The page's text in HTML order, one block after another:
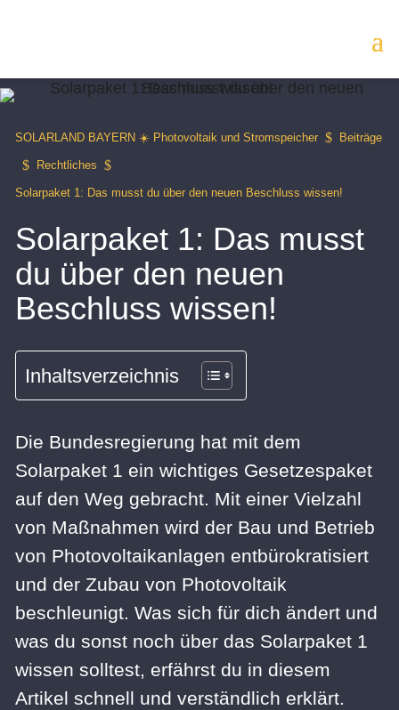
SOLARLAND BAYERN ☀️ Photovoltaik und Stromspeicher $ Beiträge
$ Rechtliches $
Solarpaket 1: Das musst du über den neuen Beschluss wissen!
Solarpaket 1: Das musst
du über den neuen
Beschluss wissen!
Inhaltsverzeichnis
Die Bundesregierung hat mit dem
Solarpaket 1 ein wichtiges Gesetzespaket
auf den Weg gebracht. Mit einer Vielzahl
von Maßnahmen wird der Bau und Betrieb
von Photovoltaikanlagen entbürokratisiert
und der Zubau von Photovoltaik
beschleunigt. Was sich für dich ändert und
was du sonst noch über das Solarpaket 1
wissen solltest, erfährst du in diesem
Artikel schnell und verständlich erklärt.